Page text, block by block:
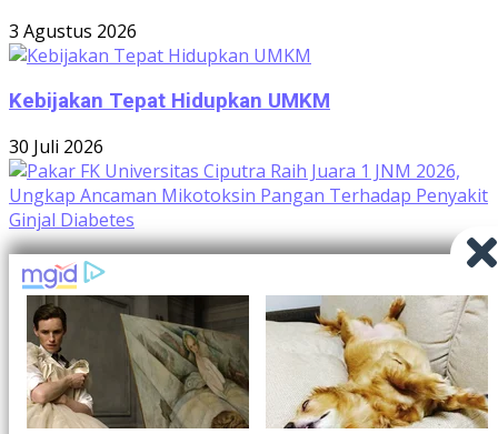
3 Agustus 2026
Kebijakan Tepat Hidupkan UMKM
30 Juli 2026
Pakar FK Universitas Ciputra Raih Juara 1 JNM
2026, Ungkap Ancaman Mikotoksin Pangan
Terhadap Penyakit Ginjal Diabetes
29 Juli 2026
Stay Update !